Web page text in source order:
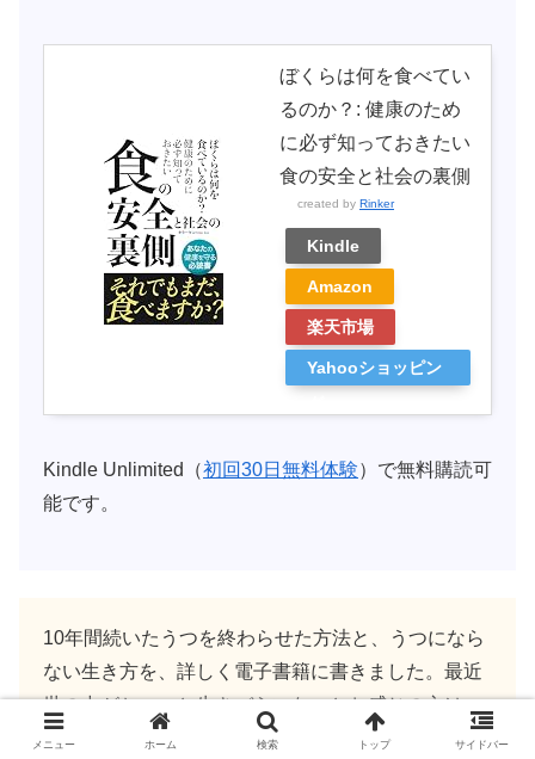
ぼくらは何を食べてい
るのか？: 健康のため
に必ず知っておきたい
食の安全と社会の裏側
created by Rinker
Kindle
Amazon
楽天市場
Yahooショッピン
Kindle Unlimited（初回30日無料体験）で無料購読可
能です。
10年間続いたうつを終わらせた方法と、うつになら
ない生き方を、詳しく電子書籍に書きました。最近
世の中がちょっと生きづらいな…とお感じの方は、
ぜひ読んでみてください↓
メニュー ホーム 検索 トップ サイドバー